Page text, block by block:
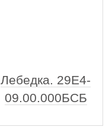
Лебедка. 29Е4-
09.00.000БСБ